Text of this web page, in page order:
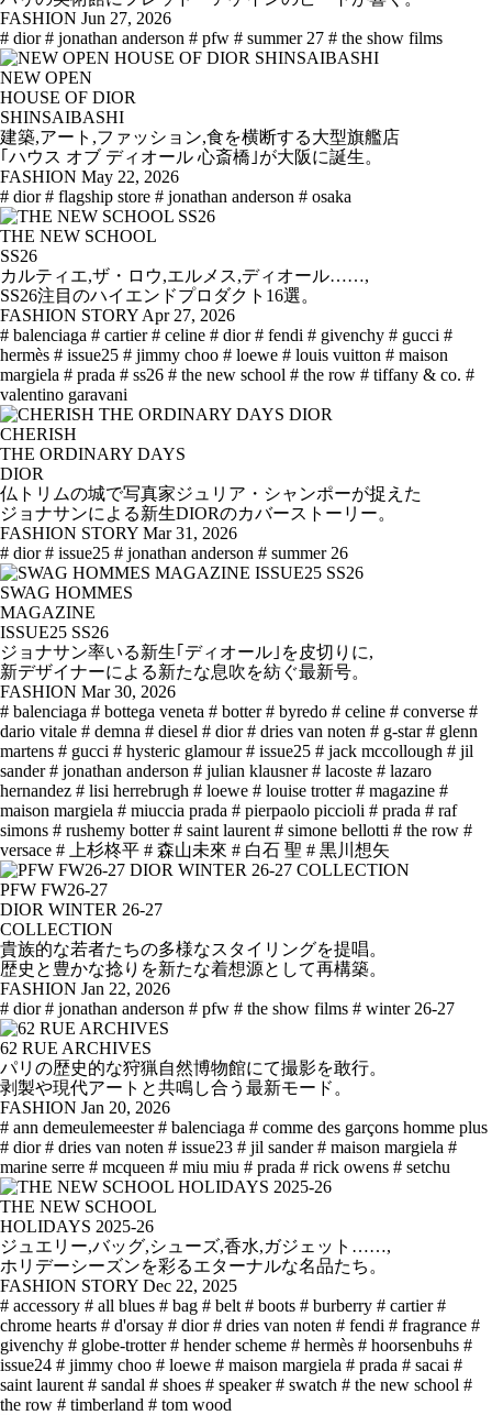
FASHION Jun 27, 2026
# dior # jonathan anderson # pfw # summer 27 # the show films
NEW OPEN
HOUSE OF DIOR
SHINSAIBASHI
建築,アート,ファッション,食を横断する大型旗艦店
｢ハウス オブ ディオール 心斎橋｣が大阪に誕生。
FASHION May 22, 2026
# dior # flagship store # jonathan anderson # osaka
THE NEW SCHOOL
SS26
カルティエ,ザ・ロウ,エルメス,ディオール……,
SS26注目のハイエンドプロダクト16選。
FASHION STORY Apr 27, 2026
# balenciaga # cartier # celine # dior # fendi # givenchy # gucci #
hermès # issue25 # jimmy choo # loewe # louis vuitton # maison
margiela # prada # ss26 # the new school # the row # tiffany & co. #
valentino garavani
CHERISH
THE ORDINARY DAYS
DIOR
仏トリムの城で写真家ジュリア・シャンポーが捉えた
ジョナサンによる新生DIORのカバーストーリー。
FASHION STORY Mar 31, 2026
# dior # issue25 # jonathan anderson # summer 26
SWAG HOMMES
MAGAZINE
ISSUE25 SS26
ジョナサン率いる新生｢ディオール｣を皮切りに,
新デザイナーによる新たな息吹を紡ぐ最新号。
FASHION Mar 30, 2026
# balenciaga # bottega veneta # botter # byredo # celine # converse #
dario vitale # demna # diesel # dior # dries van noten # g-star # glenn
martens # gucci # hysteric glamour # issue25 # jack mccollough # jil
sander # jonathan anderson # julian klausner # lacoste # lazaro
hernandez # lisi herrebrugh # loewe # louise trotter # magazine #
maison margiela # miuccia prada # pierpaolo piccioli # prada # raf
simons # rushemy botter # saint laurent # simone bellotti # the row #
versace # 上杉柊平 # 森山未來 # 白石 聖 # 黒川想矢
PFW FW26-27
DIOR WINTER 26-27
COLLECTION
貴族的な若者たちの多様なスタイリングを提唱。
歴史と豊かな捻りを新たな着想源として再構築。
FASHION Jan 22, 2026
# dior # jonathan anderson # pfw # the show films # winter 26-27
62 RUE ARCHIVES
パリの歴史的な狩猟自然博物館にて撮影を敢行。
剥製や現代アートと共鳴し合う最新モード。
FASHION Jan 20, 2026
# ann demeulemeester # balenciaga # comme des garçons homme plus
# dior # dries van noten # issue23 # jil sander # maison margiela #
marine serre # mcqueen # miu miu # prada # rick owens # setchu
THE NEW SCHOOL
HOLIDAYS 2025-26
ジュエリー,バッグ,シューズ,香水,ガジェット……,
ホリデーシーズンを彩るエターナルな名品たち。
FASHION STORY Dec 22, 2025
# accessory # all blues # bag # belt # boots # burberry # cartier #
chrome hearts # d'orsay # dior # dries van noten # fendi # fragrance #
givenchy # globe-trotter # hender scheme # hermès # hoorsenbuhs #
issue24 # jimmy choo # loewe # maison margiela # prada # sacai #
saint laurent # sandal # shoes # speaker # swatch # the new school #
the row # timberland # tom wood